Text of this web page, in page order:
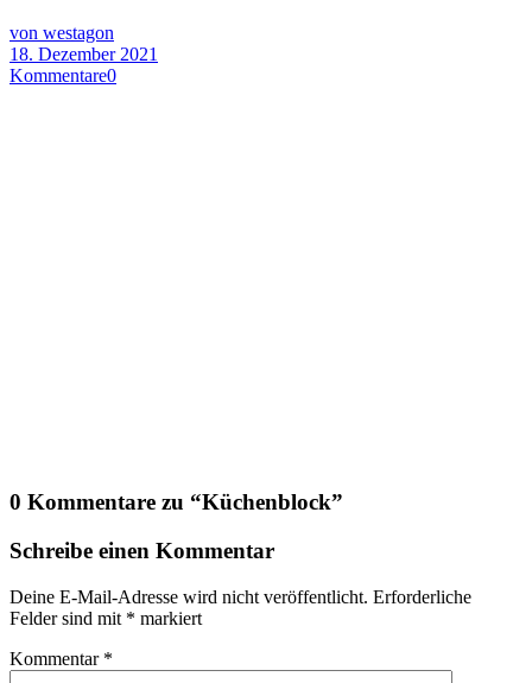
von westagon
18. Dezember 2021
Kommentare0
0 Kommentare zu “Küchenblock”
Schreibe einen Kommentar
Deine E-Mail-Adresse wird nicht veröffentlicht. Erforderliche
Felder sind mit * markiert
Kommentar *